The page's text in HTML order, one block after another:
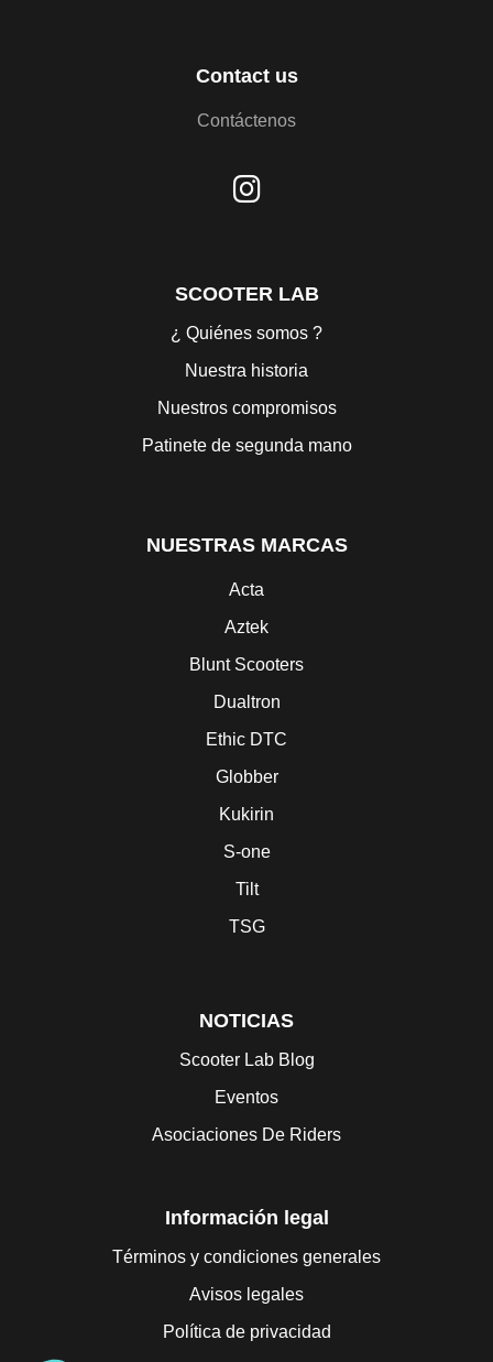
Contact us
Contáctenos
SCOOTER LAB
¿ Quiénes somos ?
Nuestra historia
Nuestros compromisos
Patinete de segunda mano
NUESTRAS MARCAS
Acta
Aztek
Blunt Scooters
Dualtron
Ethic DTC
Globber
Kukirin
S-one
Tilt
TSG
NOTICIAS
Scooter Lab Blog
Eventos
Asociaciones De Riders
Información legal
Términos y condiciones generales
Avisos legales
Política de privacidad